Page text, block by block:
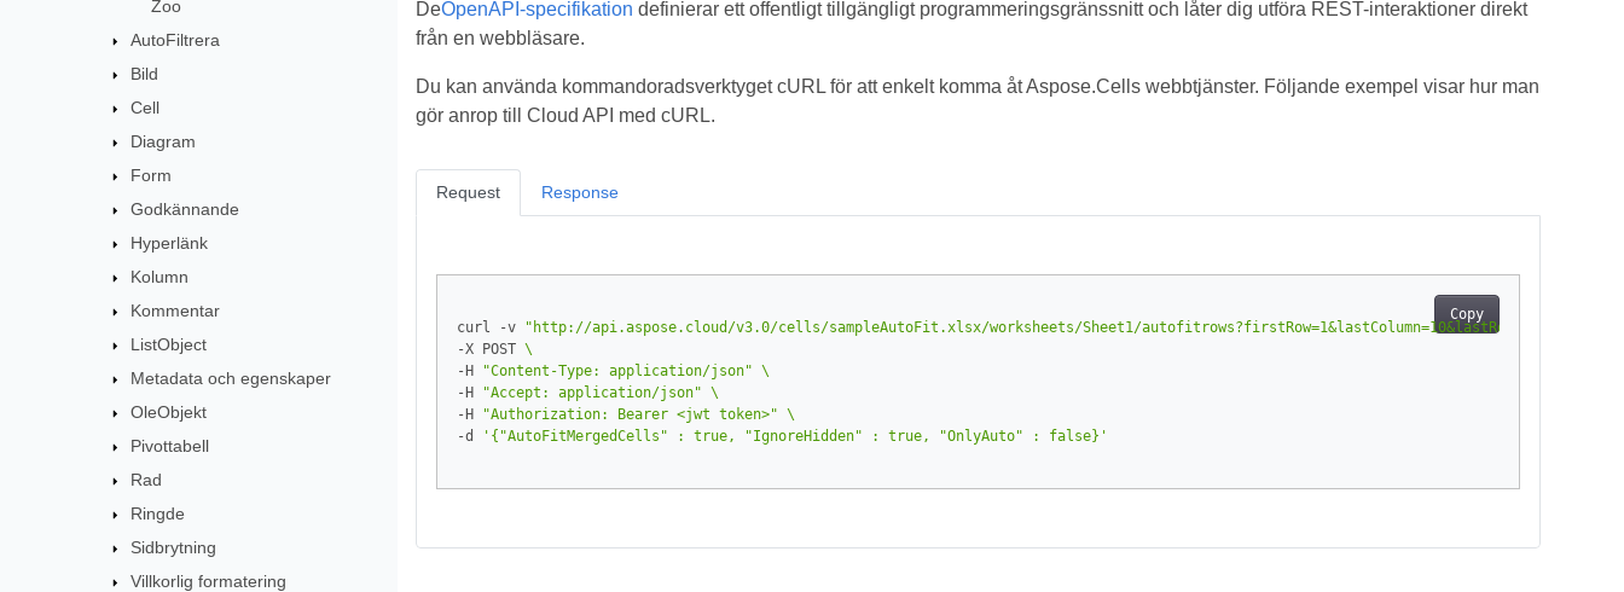
Zoo
AutoFiltrera
Bild
Cell
Diagram
Form
Godkännande
Hyperlänk
Kolumn
Kommentar
ListObject
Metadata och egenskaper
OleObjekt
Pivottabell
Rad
Ringde
Sidbrytning
Villkorlig formatering
DeOpenAPI-specifikation definierar ett offentligt tillgängligt programmeringsgränssnitt och låter dig utföra REST-interaktioner direkt
från en webbläsare.
Du kan använda kommandoradsverktyget cURL för att enkelt komma åt Aspose.Cells webbtjänster. Följande exempel visar hur man
gör anrop till Cloud API med cURL.
Request
Copy
curl -v
"http://api.aspose.cloud/v3.0/cells/sampleAutoFit.xlsx/worksheets/Sheet1/
-X POST
-H
"Content-Type: application/json"
-H
"Accept: application/json"
-H
"Authorization: Bearer <jwt token>"
-d
'{"AutoFitMergedCells" : true, "IgnoreHidden" : true, "OnlyAuto" : false}'
Response